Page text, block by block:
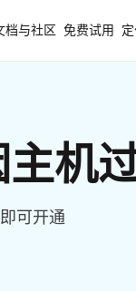
档与社区 免费试用
机
可开通